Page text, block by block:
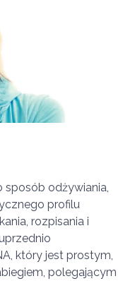
sposób odżywiania,
profilu
rozpisania i
który jest prostym,
polegającym